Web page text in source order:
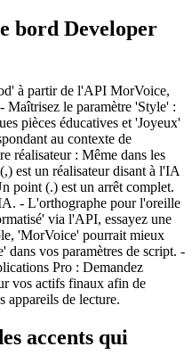
bord Developer
à partir de l'API MorVoice,
Maîtrisez le paramètre 'Style' :
pièces éducatives et 'Joyeux'
au contexte de
réalisateur : Même dans les
est un réalisateur disant à l'IA
point (.) est un arrêt complet.
- L'orthographe pour l'oreille
via l'API, essayez une
'MorVoice' pourrait mieux
vos paramètres de script. -
Pro : Demandez
vos actifs finaux afin de
appareils de lecture.
accents qui